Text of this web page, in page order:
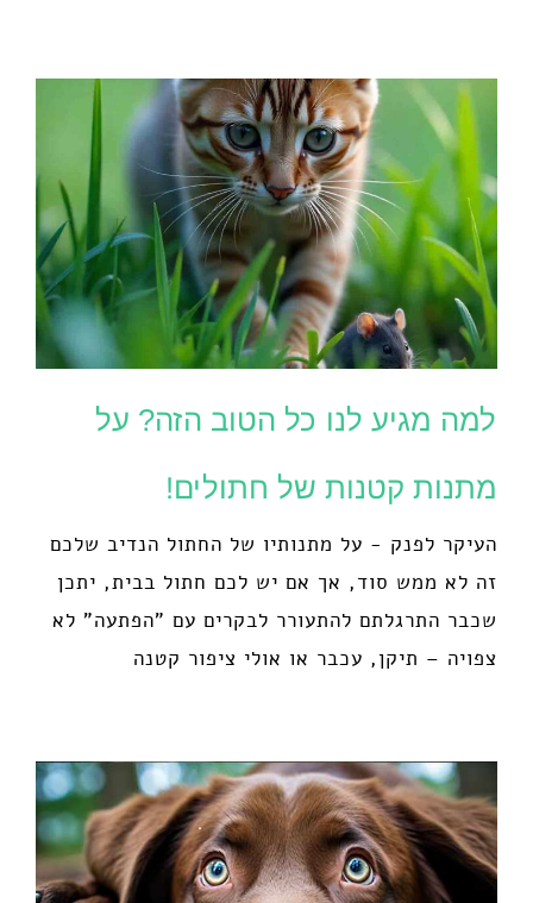
למה מגיע לנו כל הטוב הזה? על
מתנות קטנות של חתולים!
העיקר לפנק - על מתנותיו של החתול הנדיב שלכם
זה לא ממש סוד, אך אם יש לכם חתול בבית, יתכן
שכבר התרגלתם להתעורר לבקרים עם "הפתעה" לא
צפויה – תיקן, עכבר או אולי ציפור קטנה